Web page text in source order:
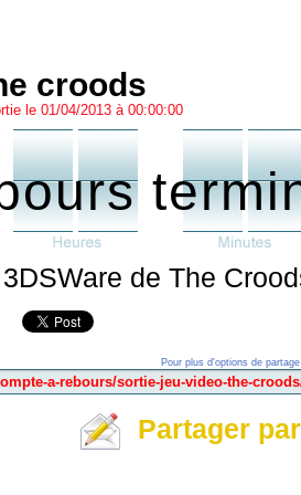
croods
le 01/04/2013 à 00:00:00
de The
Pour plus d'options de
Partager